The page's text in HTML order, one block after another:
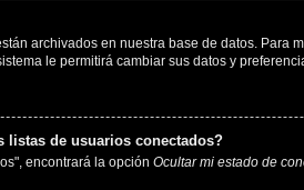
archivados en nuestra base de datos.
le permitirá cambiar sus datos y
listas de usuarios conectados?
encontrará la opción Ocultar mi estado de